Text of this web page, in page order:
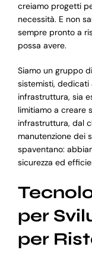
creiamo progetti
necessità. E non
sempre pronto a
possa avere.
Siamo un gruppo
sistemisti, dedicati
infrastruttura, sia
limitiamo a creare
infrastruttura, dal
manutenzione dei
spaventano:
sicurezza ed
per
per